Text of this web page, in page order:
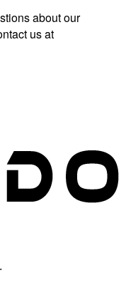
about our
us at